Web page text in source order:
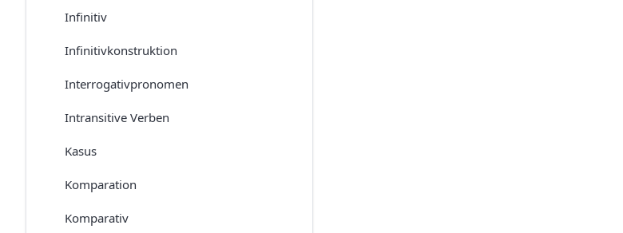
Infinitiv
Infinitivkonstruktion
Interrogativpronomen
Intransitive Verben
Kasus
Komparation
Komparativ